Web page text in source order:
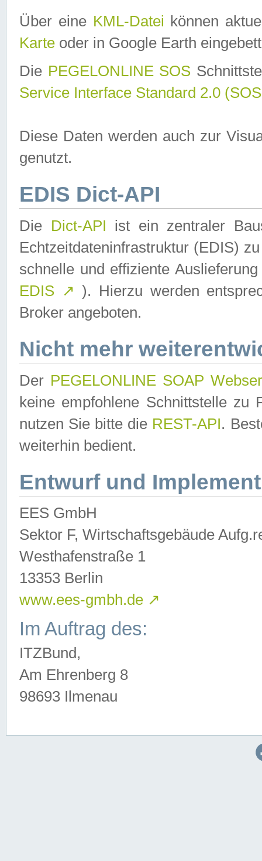
Über eine KML-Datei können
Karte oder in Google Earth
Die PEGELONLINE SOS
Service Interface Standard 2.0
Diese Daten werden auch zur
genutzt.
EDIS Dict-API
Die Dict-API ist ein zentraler
Echtzeitdateninfrastruktur (EDIS)
schnelle und effiziente
EDIS ↗ ). Hierzu werden
Broker angeboten.
Nicht mehr
Der PEGELONLINE SOAP
keine empfohlene Schnittstelle zu
nutzen Sie bitte die REST-API.
weiterhin bedient.
Entwurf und
EES GmbH
Sektor F, Wirtschaftsgebäude
Westhafenstraße 1
13353 Berlin
www.ees-gmbh.de ↗
Im Auftrag des:
ITZBund,
Am Ehrenberg 8
98693 Ilmenau